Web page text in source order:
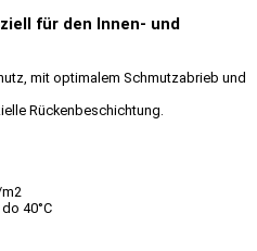
für den Innen- und
mit optimalem Schmutzabrieb und
Rückenbeschichtung.
40°C